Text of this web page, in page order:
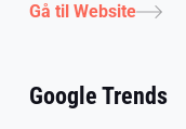
Gå til Website
Google Trends